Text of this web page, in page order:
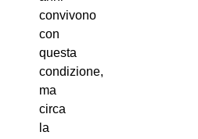
convivono
con
questa
condizione,
ma
circa
la